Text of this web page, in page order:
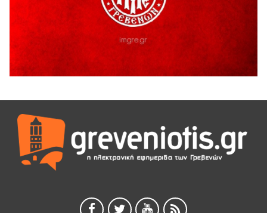
Ευχαριστήριο Εκπολιτιστικού Συλλόγου Ταξιάρχη προς κ.
Παρασχάκη Αθανάσιο
5 Αυγούστου 2026
Διακοπή υδροδότησης του Α΄ κλάδου ύδρευσης
5 Αυγούστου 2026
Θερινό Σινεμά στο πλαίσιο του «Πολιτιστικού
Καλοκαιριού 2026» με την βραβευμένη ταινία «Μικρές
Ανάσες».
5 Αυγούστου 2026
5 Αυγούστου 2026